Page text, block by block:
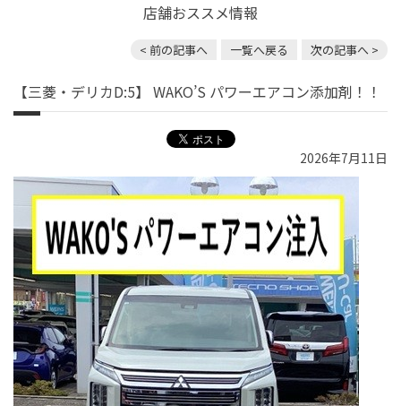
店舗おススメ情報
< 前の記事へ 一覧へ戻る 次の記事へ >
【三菱・デリカD:5】 WAKO’S パワーエアコン添加剤！！
2026年7月11日